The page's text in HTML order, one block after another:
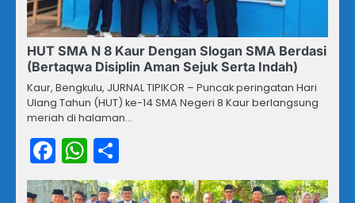
HUT SMA N 8 Kaur Dengan Slogan SMA Berdasi
(Bertaqwa Disiplin Aman Sejuk Serta Indah)
Kaur, Bengkulu, JURNAL TIPIKOR – Puncak peringatan Hari
Ulang Tahun (HUT) ke-14 SMA Negeri 8 Kaur berlangsung
meriah di halaman…
Facebook
WhatsApp